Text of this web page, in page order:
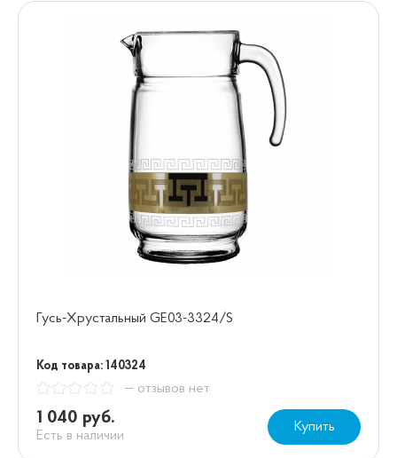
Гусь-Хрустальный GE03-3324/S
Код товара: 140324
— отзывов нет
1 040 руб.
Есть в наличии
Купить